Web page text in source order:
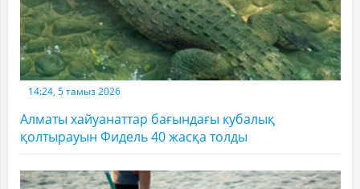
14:24, 5 тамыз 2026
Алматы хайуанаттар бағындағы кубалық
қолтырауын Фидель 40 жасқа толды